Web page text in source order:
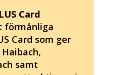
Card
förmånliga
Card som ger
samt